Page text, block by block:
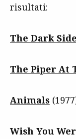
risultati:
The Dark
The Piper At
Animals
Wish You